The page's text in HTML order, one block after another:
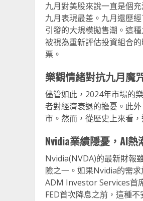
九月對美股來說一直是個
九月表現最差。九月還歷
引發的大規模拋售潮。這
被視為重新評估投資組合
票。
樂觀情緒對抗九月魔
儘管如此，2024年市場的
者對經濟衰退的擔憂。此
市。然而，從歷史上來看
Nvidia業績隱憂，AI
Nvidia(NVDA)的最新財報
險之一。如果Nvidia的需
ADM Investor Services首
FED首次降息之前，這種